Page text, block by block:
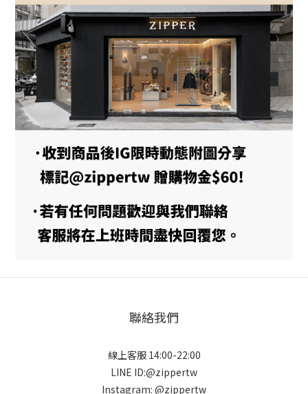
聯絡我們
線上客服 14:00-22:00
LINE ID:@zippertw
Instagram: @zippertw